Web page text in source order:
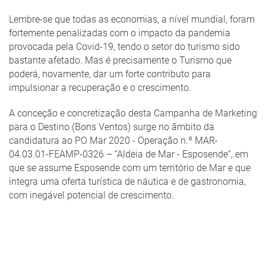
Lembre-se que todas as economias, a nível mundial, foram
fortemente penalizadas com o impacto da pandemia
provocada pela Covid-19, tendo o setor do turismo sido
bastante afetado. Mas é precisamente o Turismo que
poderá, novamente, dar um forte contributo para
impulsionar a recuperação e o crescimento.
A conceção e concretização desta Campanha de Marketing
para o Destino (Bons Ventos) surge no âmbito da
candidatura ao PO Mar 2020 - Operação n.º MAR-
04.03.01-FEAMP-0326 – “Aldeia de Mar - Esposende”, em
que se assume Esposende com um território de Mar e que
integra uma oferta turística de náutica e de gastronomia,
com inegável potencial de crescimento.